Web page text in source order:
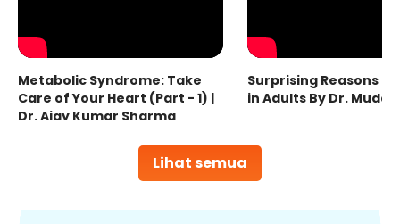
Lihat semua
Metabolic Syndrome: Take
Care of Your Heart (Part - 1) |
Dr. Ajay Kumar Sharma
Surprising Reasons
in Adults By Dr.